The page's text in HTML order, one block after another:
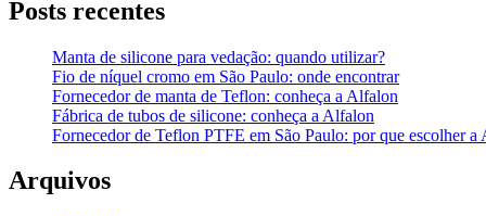
Posts recentes
Manta de silicone para vedação: quando utilizar?
Fio de níquel cromo em São Paulo: onde encontrar
Fornecedor de manta de Teflon: conheça a Alfalon
Fábrica de tubos de silicone: conheça a Alfalon
Fornecedor de Teflon PTFE em São Paulo: por que escolher a
Arquivos